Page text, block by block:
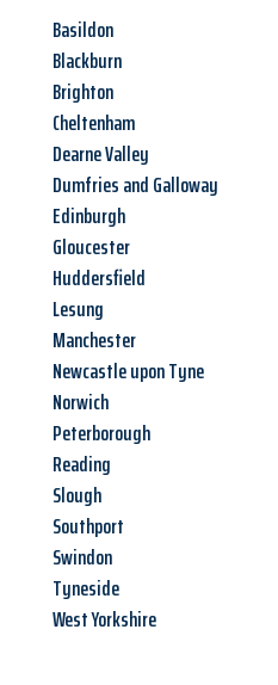
Basildon
Blackburn
Brighton
Cheltenham
Dearne Valley
Dumfries and Galloway
Edinburgh
Gloucester
Huddersfield
Lesung
Manchester
Newcastle upon Tyne
Norwich
Peterborough
Reading
Slough
Southport
Swindon
Tyneside
West Yorkshire